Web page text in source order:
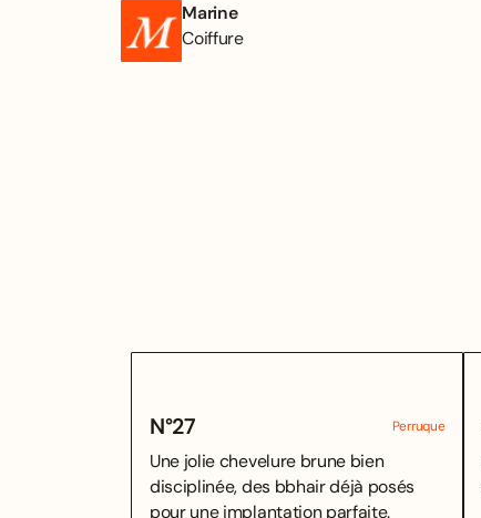
Marine
Coiffure
N°27 Perruque
Une jolie chevelure brune bien
disciplinée, des bbhair déjà posés
pour une implantation parfaite.